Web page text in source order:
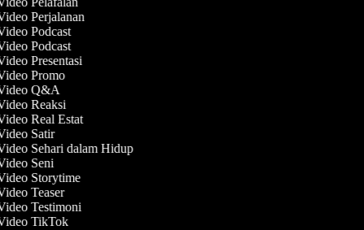
Perjalanan
Podcast
Podcast
Presentasi
Promo
Video Q&A
Reaksi
Real Estat
Satir
Sehari dalam Hidup
Seni
Storytime
Teaser
Testimoni
TikTok